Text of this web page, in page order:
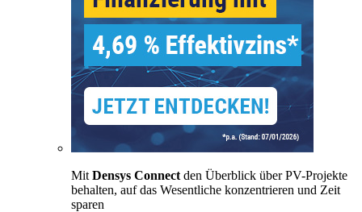
Mit Densys Connect den Überblick über PV-Projekte
behalten, auf das Wesentliche konzentrieren und Zeit
sparen